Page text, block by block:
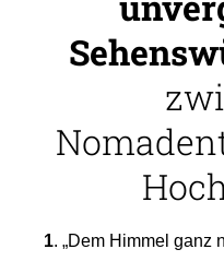
1. „Dem Himmel ganz